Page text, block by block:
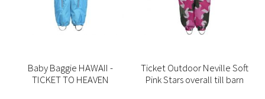
Baby Baggie HAWAII -
TICKET TO HEAVEN
Ticket Outdoor Neville Soft
Pink Stars overall till barn